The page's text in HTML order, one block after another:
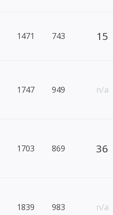
1471 743 15
1747 949 n/a
1703 869 36
1839 983 n/a